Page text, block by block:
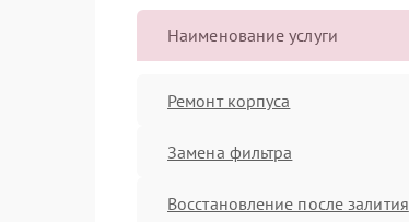
Наименование услуги
Ремонт корпуса
Замена фильтра
Восстановление после залития